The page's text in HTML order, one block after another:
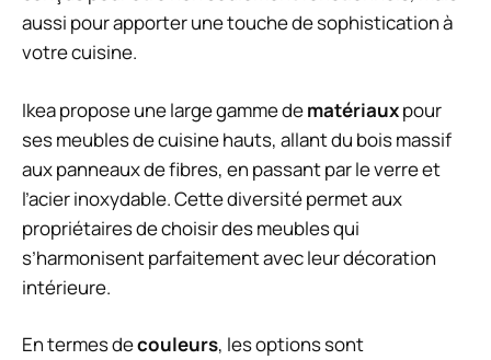
aussi pour apporter une touche de sophistication à
votre cuisine.
Ikea propose une large gamme dematériauxpour
ses meubles de cuisine hauts, allant du bois massif
aux panneaux de fibres, en passant par le verre et
l’acier inoxydable. Cette diversité permet aux
propriétaires de choisir des meubles qui
s’harmonisent parfaitement avec leur décoration
intérieure.
En termes decouleurs, les options sont